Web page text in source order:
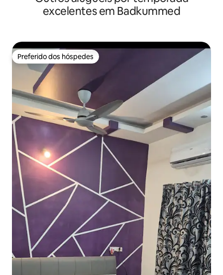
excelentes em Badkummed
Preferido dos hóspedes
Preferido dos hóspedes